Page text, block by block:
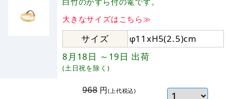
大きなサイズはこちら≫
サイズ
φ11xH5(2.5)cm
8月18日 ～19日 出荷
(土日祝を除く)
968円(上代税込)